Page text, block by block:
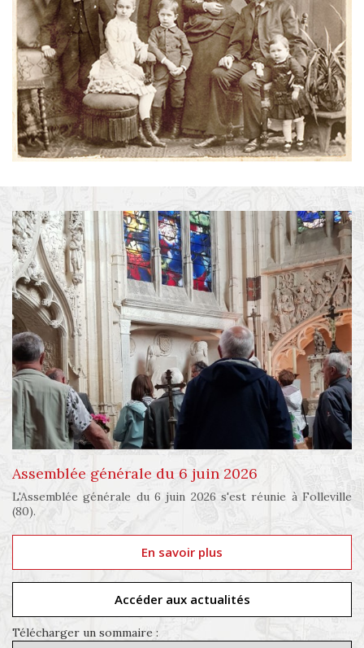
Assemblée générale du 6 juin 2026
L'Assemblée générale du 6 juin 2026 s'est réunie à Folleville
(80).
En savoir plus
Accéder aux actualités
Télécharger un sommaire :